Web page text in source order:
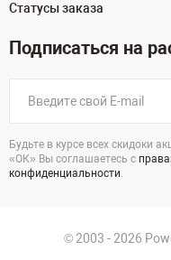
Статусы заказа
Подписаться на
Будьте в курсе всех скидоки
«ОК» Вы соглашаетесь с
конфиденциальности.
© 2003 - 2026